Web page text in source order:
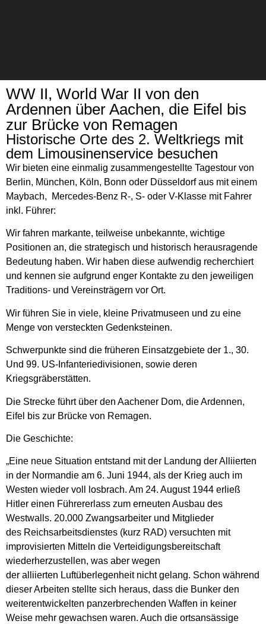
Chauffeurservice
Kontakt
WW II, World War II von den
Ardennen über Aachen, die Eifel bis
zur Brücke von Remagen
Historische Orte des 2. Weltkriegs mit
dem Limousinenservice besuchen
Wir bieten eine einmalig zusammengestellte Tagestour von
Berlin, München, Köln, Bonn oder Düsseldorf aus mit einem
Maybach, Mercedes-Benz R-, S- oder V-Klasse mit Fahrer
inkl. Führer:
Wir fahren markante, teilweise unbekannte, wichtige
Positionen an, die strategisch und historisch herausragende
Bedeutung haben. Wir haben diese aufwendig recherchiert
und kennen sie aufgrund enger Kontakte zu den jeweiligen
Traditions- und Vereinsträgern vor Ort.
Wir führen Sie in viele, kleine Privatmuseen und zu eine
Menge von versteckten Gedenksteinen.
Schwerpunkte sind die früheren Einsatzgebiete der 1., 30.
Und 99. US-Infanteriedivisionen, sowie deren
Kriegsgräberstätten.
Die Strecke führt über den Aachener Dom, die Ardennen,
Eifel bis zur Brücke von Remagen.
Die Geschichte:
„Eine neue Situation entstand mit der Landung der Alliierten
in der Normandie am 6. Juni 1944, als der Krieg auch im
Westen wieder voll losbrach. Am 24. August 1944 erließ
Hitler einen Führererlass zum erneuten Ausbau des
Westwalls. 20.000 Zwangsarbeiter und Mitglieder
des Reichsarbeitsdienstes (kurz RAD) versuchten mit
improvisierten Mitteln die Verteidigungsbereitschaft
wiederherzustellen, was aber wegen
der alliierten Luftüberlegenheit nicht gelang. Schon während
dieser Arbeiten stellte sich heraus, dass die Bunker den
weiterentwickelten panzerbrechenden Waffen in keiner
Weise mehr gewachsen waren. Auch die ortsansässige